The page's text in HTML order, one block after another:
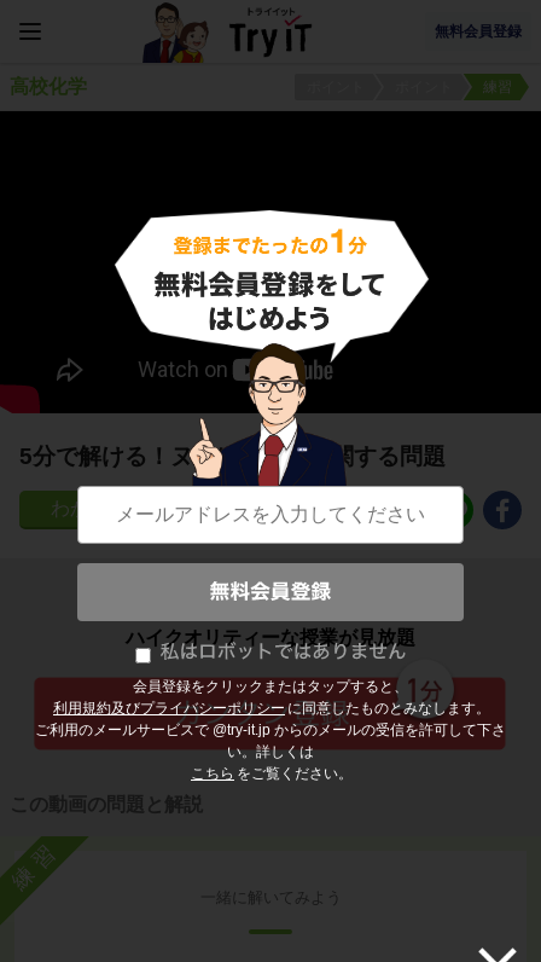
無料会員登録
会員登録をクリックまたはタップすると、
利用規約及びプライバシーポリシー に同意したものとみなします。
ご利用のメールサービスで @try-it.jp からのメールの受信を許可して下さ
い。詳しくは
こちら をご覧ください。
高校化学 練習
5分で解ける！ヌクレオチドに関する問題
9
子どもの勉強から大人の学び直しまで
ハイクオリティーな授業が見放題
この動画の問題と解説
練習
一緒に解いてみよう